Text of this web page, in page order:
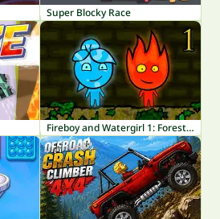
Super Blocky Race
Fireboy and Watergirl 1: Forest Temple